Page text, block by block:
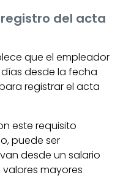
del acta
que el empleador
desde la fecha
registrar el acta
este requisito
puede ser
desde un salario
mayores